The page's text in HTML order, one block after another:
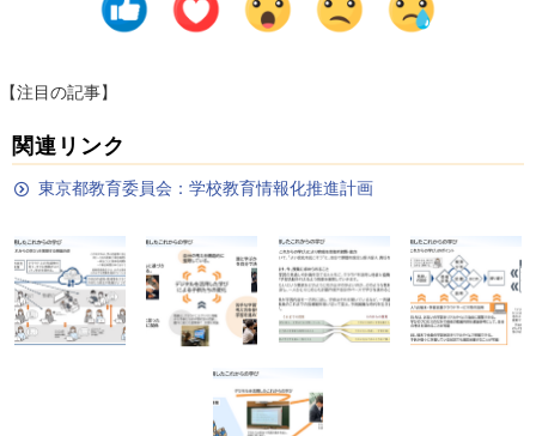
【注目の記事】
関連リンク
東京都教育委員会：学校教育情報化推進計画